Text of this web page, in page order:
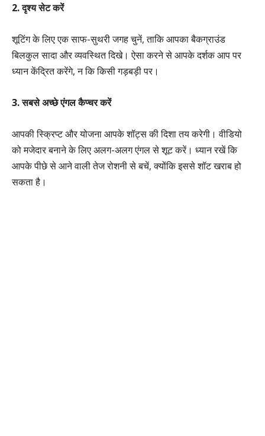
2. दृश्य सेट करें
शूटिंग के लिए एक साफ-सुथरी जगह चुनें, ताकि आपका बैकग्राउंड
बिलकुल सादा और व्यवस्थित दिखे। ऐसा करने से आपके दर्शक आप पर
ध्यान केंद्रित करेंगे, न कि किसी गड़बड़ी पर।
3. सबसे अच्छे एंगल कैप्चर करें
आपकी स्क्रिप्ट और योजना आपके शॉट्स की दिशा तय करेगी। वीडियो
को मजेदार बनाने के लिए अलग-अलग एंगल से शूट करें। ध्यान रखें कि
आपके पीछे से आने वाली तेज रोशनी से बचें, क्योंकि इससे शॉट खराब हो
सकता है।